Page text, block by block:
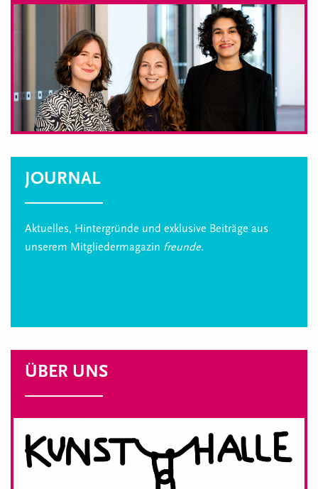
JOURNAL
Aktuelles, Hintergründe und exklusive Beiträge aus
unserem Mitgliedermagazin freunde.
ÜBER UNS